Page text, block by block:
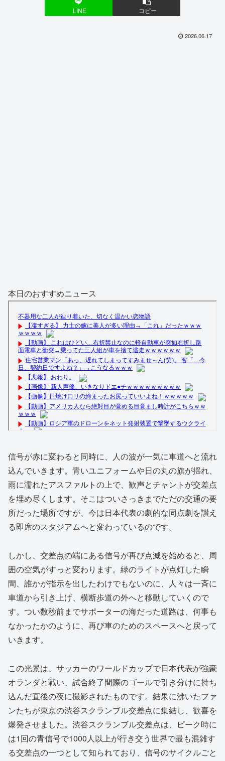
LINE コピー
2026.06.17
本日のおすすめニュース
信号が赤に変わると同時に、人の波が一気に車道へと流れ
込んでいきます。青いユニフォームや日の丸の旗が揺れ、
雨に濡れたアスファルトの上で、歓声とチャントが交差点
を埋め尽くします。そこはついさっきまでただの交通の要
所だった場所ですが、今は日本代表の劇的な同点劇を讃え
る即席のスタジアムへと変わっているのです。
しかし、交差点の端にある信号が再び点滅を始めると、周
囲の空気がすっと変わります。緑のライトが点灯した瞬
間、誰かが指示を出したわけでもないのに、人々は一斉に
車道から引き上げ、横断歩道の外へと移動していくので
す。つい数秒前までサポーターの海だった道路は、何事も
なかったかのように、再び車のためのスペースへと戻って
いきます。
この光景は、サッカーのワールドカップで日本代表が強豪
オランダと戦い、試合終了間際のゴールで引き分けに持ち
込んだ直後の夜に撮影されたものです。結果に沸いたファ
ンたちが東京の渋谷スクランブル交差点に集結し、歓喜を
爆発させました。渋谷スクランブル交差点は、ピーク時に
は1回の青信号で1000人以上が行き交う世界で最も混雑す
る交差点の一つとして知られており、信号のサイクルごと